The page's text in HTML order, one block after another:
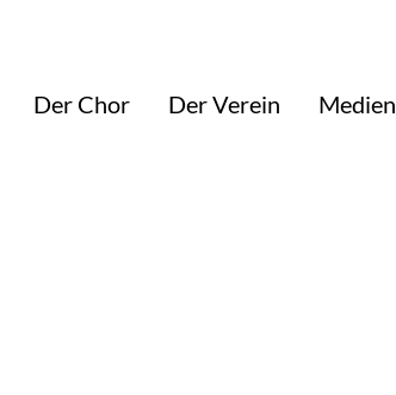
Der Chor Der Verein Medien